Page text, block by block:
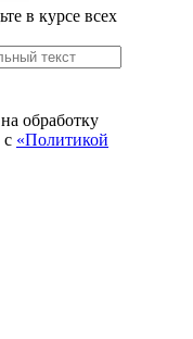
в курсе всех
обработку
с «Политикой